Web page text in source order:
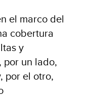
el marco del
cobertura
y
por un lado,
por el otro,